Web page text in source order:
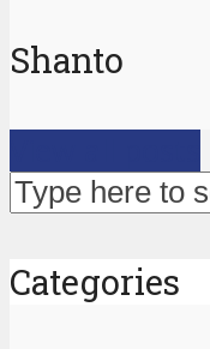
Shanto
Categories